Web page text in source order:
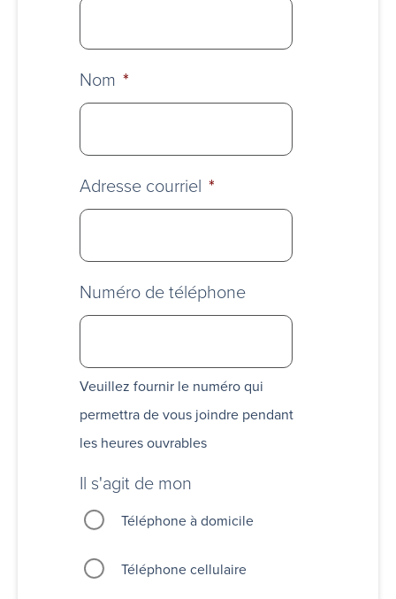
Nom *
Adresse courriel *
Numéro de téléphone
Veuillez fournir le numéro qui
permettra de vous joindre pendant
les heures ouvrables
Il s'agit de mon
Téléphone à domicile
Téléphone cellulaire